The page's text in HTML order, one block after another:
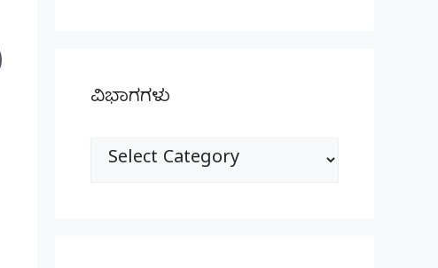
ವಿಭಾಗಗಳು
ವಿಭಾಗಗಳು